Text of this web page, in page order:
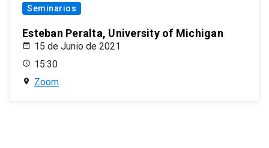
Seminarios
Esteban Peralta, University of Michigan
15 de Junio de 2021
15:30
Zoom